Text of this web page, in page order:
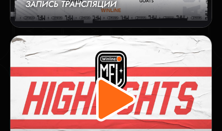
ЗАПИСЬ ТРАНСЛЯЦИИ